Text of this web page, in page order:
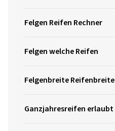
Felgen Reifen Rechner
Felgen welche Reifen
Felgenbreite Reifenbreite
Ganzjahresreifen erlaubt